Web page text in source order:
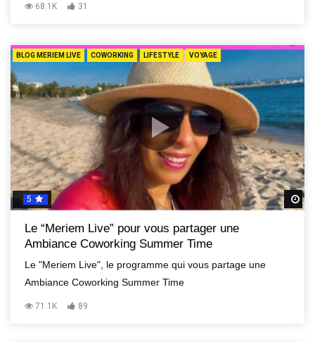
68.1K 31
BLOG MERIEM LIVE COWORKING LIFESTYLE VOYAGE
5
Le “Meriem Live” pour vous partager une
Ambiance Coworking Summer Time
Le "Meriem Live", le programme qui vous partage une
Ambiance Coworking Summer Time
71.1K 89